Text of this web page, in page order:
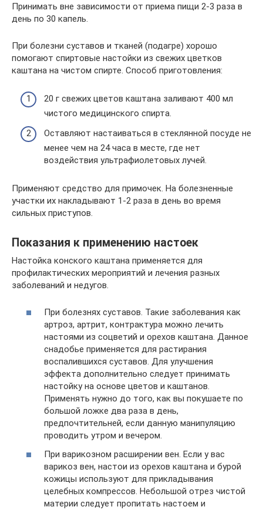
Принимать вне зависимости от приема пищи 2-3 раза в
день по 30 капель.
При болезни суставов и тканей (подагре) хорошо
помогают спиртовые настойки из свежих цветков
каштана на чистом спирте. Способ приготовления:
20 г свежих цветов каштана заливают 400 мл
чистого медицинского спирта.
Оставляют настаиваться в стеклянной посуде не
менее чем на 24 часа в месте, где нет
воздействия ультрафиолетовых лучей.
Применяют средство для примочек. На болезненные
участки их накладывают 1-2 раза в день во время
сильных приступов.
Показания к применению настоек
Настойка конского каштана применяется для
профилактических мероприятий и лечения разных
заболеваний и недугов.
При болезнях суставов. Такие заболевания как
артроз, артрит, контрактура можно лечить
настоями из соцветий и орехов каштана. Данное
снадобье применяется для растирания
воспалившихся суставов. Для улучшения
эффекта дополнительно следует принимать
настойку на основе цветов и каштанов.
Применять нужно до того, как вы покушаете по
большой ложке два раза в день,
предпочтительней, если данную манипуляцию
проводить утром и вечером.
При варикозном расширении вен. Если у вас
варикоз вен, настои из орехов каштана и бурой
кожицы используют для прикладывания
целебных компрессов. Небольшой отрез чистой
материи следует пропитать настоем и